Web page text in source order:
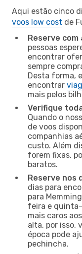
Aqui estão cinco
voos low cost de
Reserve
pessoas
encontrar
sempre
Desta forma,
encontrar
mais pelos
Verifique
Quando o
de voos
companhias
custo. Além
forem fixas,
baratos.
Reserve nos
dias para
para
feira e
mais caros
alta, por isso,
época pode
pechincha.